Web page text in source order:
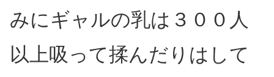
みにギャルの乳は３００人
以上吸って揉んだりはして